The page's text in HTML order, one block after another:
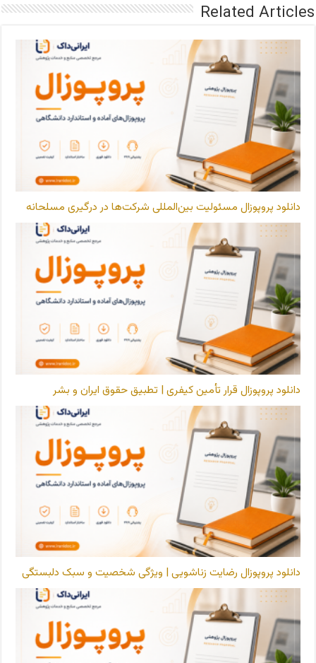
Related Articles
دانلود پروپوزال مسئولیت بین‌المللی شرکت‌ها در درگیری مسلحانه
دانلود پروپوزال قرار تأمین کیفری | تطبیق حقوق ایران و بشر
دانلود پروپوزال رضایت زناشویی | ویژگی شخصیت و سبک دلبستگی